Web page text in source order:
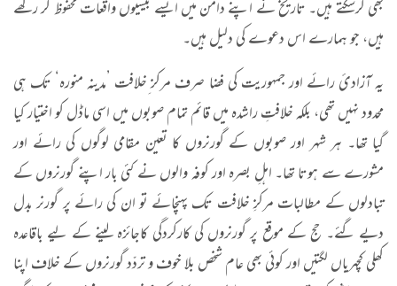
بھی کرسکتے ہیں۔ تاریخ نے اپنے دامن میں ایسے بیسیوں واقعات محفوظ کر رکھے
ہیں، جو ہمارے اس دعوے کی دلیل ہیں۔
یہ آزادیٔ رائے اور جمہوریت کی فضا صرف مرکز ِخلافت ’مدینہ منورہ‘ تک ہی
محدود نہیں تھی، بلکہ خلافتِ راشدہ میں قائم تمام صوبوں میں اسی ماڈل کو اختیار کیا
گیا تھا۔ ہر شہر اور صوبوں کے گورنروں کا تعین مقامی لوگوں کی رائے اور
مشورے سے ہوتا تھا۔ اہلِ بصرہ اور کوفہ والوں نے کئی بار اپنے گورنروں کے
تبادلوں کے مطالبات مرکزِ خلافت تک پہنچائے تو ان کی رائے پر گورنر بدل
دیے گئے۔ حج کے موقع پر گورنروں کی کارکردگی کاجائزہ لینے کے لیے باقاعدہ
کھلی کچہریاں لگتیں اور کوئی بھی عام شخص بلا خوف و تردّد گورنروں کے خلاف اپنا